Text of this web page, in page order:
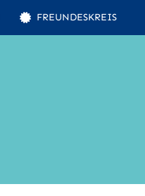
FREUNDESKREIS